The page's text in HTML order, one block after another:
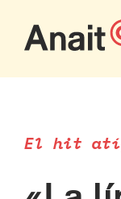
El hit